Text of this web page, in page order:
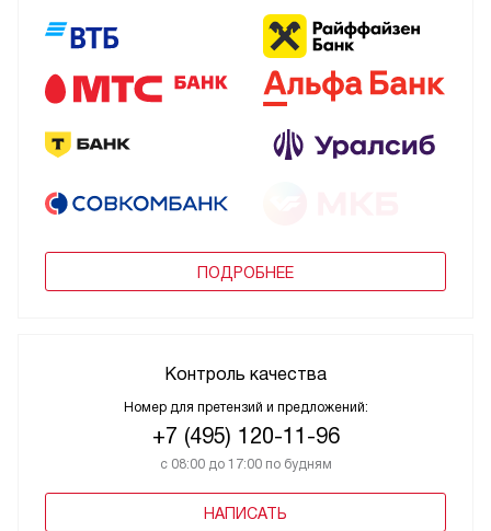
ПОДРОБНЕЕ
Контроль качества
Номер для претензий и предложений:
+7 (495) 120-11-96
с 08:00 до 17:00 по будням
НАПИСАТЬ